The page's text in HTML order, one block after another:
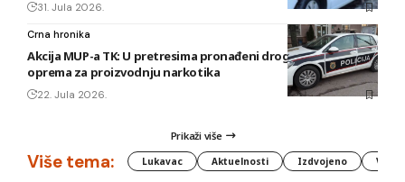
31. Jula 2026.
Crna hronika
Akcija MUP-a TK: U pretresima pronađeni droga, oružje i
oprema za proizvodnju narkotika
22. Jula 2026.
Prikaži više
Više tema: Lukavac Aktuelnosti Izdvojeno